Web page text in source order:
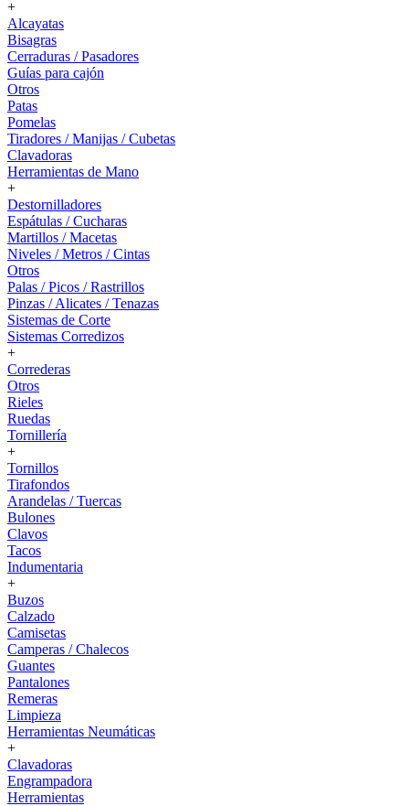
+
Alcayatas
Bisagras
Cerraduras / Pasadores
Guías para cajón
Otros
Patas
Pomelas
Tiradores / Manijas / Cubetas
Clavadoras
Herramientas de Mano
+
Destornilladores
Espátulas / Cucharas
Martillos / Macetas
Niveles / Metros / Cintas
Otros
Palas / Picos / Rastrillos
Pinzas / Alicates / Tenazas
Sistemas de Corte
Sistemas Corredizos
+
Correderas
Otros
Rieles
Ruedas
Tornillería
+
Tornillos
Tirafondos
Arandelas / Tuercas
Bulones
Clavos
Tacos
Indumentaria
+
Buzos
Calzado
Camisetas
Camperas / Chalecos
Guantes
Pantalones
Remeras
Limpieza
Herramientas Neumáticas
+
Clavadoras
Engrampadora
Herramientas